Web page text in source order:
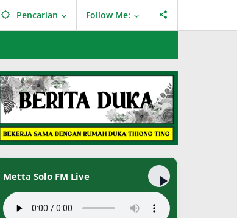
Pencarian Follow Me:
Metta Solo FM Live